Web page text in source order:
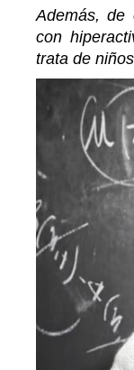
Además, de
con
trata de